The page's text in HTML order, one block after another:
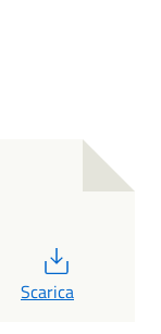
Scarica